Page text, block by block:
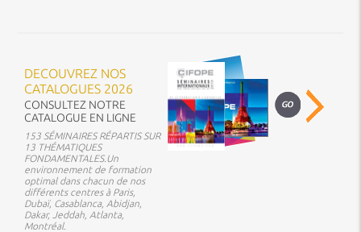
DECOUVREZ NOS
CATALOGUES 2026
CONSULTEZ NOTRE
CATALOGUE EN LIGNE
153 SÉMINAIRES RÉPARTIS SUR
13 THÉMATIQUES
FONDAMENTALES.Un
environnement de formation
optimal dans chacun de nos
différents centres à Paris,
Dubaï, Casablanca, Abidjan,
Dakar, Jeddah, Atlanta,
Montréal.